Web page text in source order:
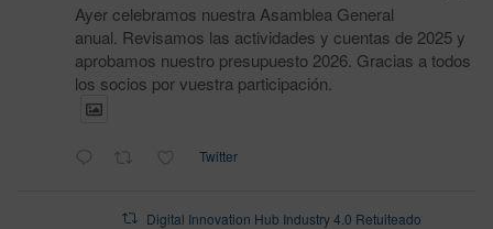
Ayer celebramos nuestra Asamblea General
anual. Revisamos las actividades y cuentas de 2025 y
aprobamos nuestro presupuesto 2026. Gracias a todos
los socios por vuestra participación.
Twitter
Digital Innovation Hub Industry 4.0 Retuiteado